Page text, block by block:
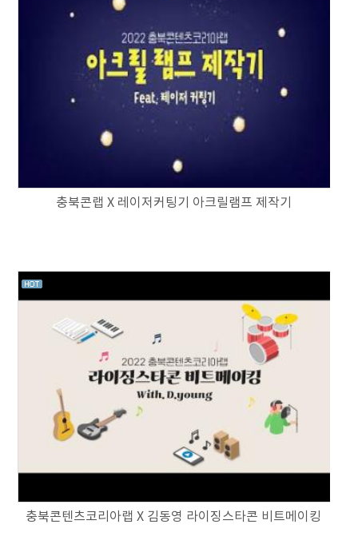
충북콘랩 X 레이저커팅기 아크릴램프 제작기
충북콘텐츠코리아랩 X 김동영 라이징스타콘 비트메이킹